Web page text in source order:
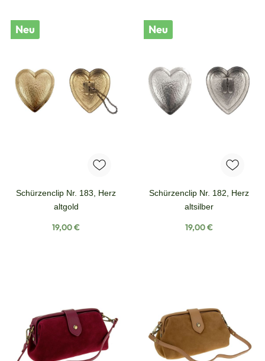
Neu
Schürzenclip Nr. 183, Herz
altgold
Regulärer Preis:
19,00 €
Neu
Schürzenclip Nr. 182, Herz
altsilber
Regulärer Preis:
19,00 €